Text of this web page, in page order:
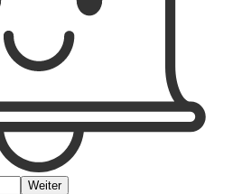
Weiter